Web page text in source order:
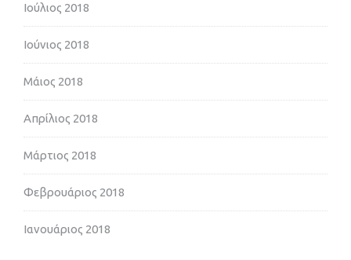
Ιούλιος 2018
Ιούνιος 2018
Μάιος 2018
Απρίλιος 2018
Μάρτιος 2018
Φεβρουάριος 2018
Ιανουάριος 2018